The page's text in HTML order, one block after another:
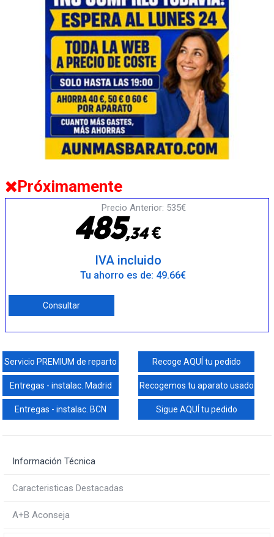
Próximamente
Precio Anterior: 535€
485,34€
IVA incluido
Tu ahorro es de: 49.66€
Consultar
Servicio PREMIUM de reparto Recoge AQUÍ tu pedido
Entregas - instalac. Madrid Recogemos tu aparato usado
Entregas - instalac. BCN Sigue AQUÍ tu pedido
Información Técnica
Caracteristicas Destacadas
A+B Aconseja